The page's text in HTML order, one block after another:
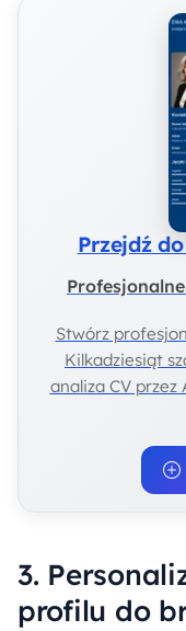
Przejdź
Stwórz
Kilkadziesiąt
analiza CV
3.
profilu do